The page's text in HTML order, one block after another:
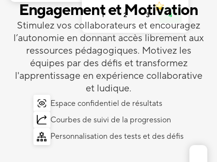
Engagement et Motivation
Stimulez vos collaborateurs et encouragez
l’autonomie en donnant accès librement aux
ressources pédagogiques. Motivez les
équipes par des défis et transformez
l'apprentissage en expérience collaborative
et ludique.
Espace confidentiel de résultats
Courbes de suivi de la progression
Personnalisation des tests et des défis